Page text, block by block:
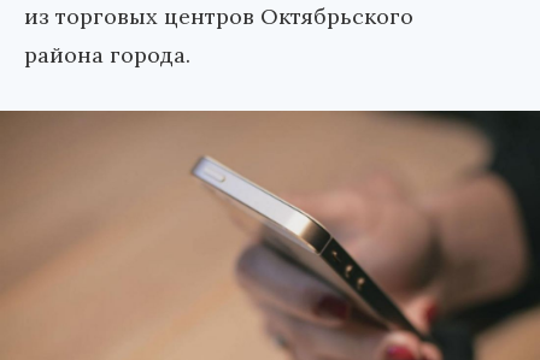
из торговых центров Октябрьского
района города.